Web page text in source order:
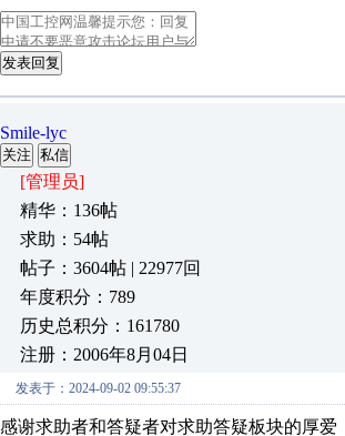
发表回复
Smile-lyc
关注 私信
[管理员]
精华：136帖
求助：54帖
帖子：3604帖 | 22977回
年度积分：789
历史总积分：161780
注册：2006年8月04日
发表于：2024-09-02 09:55:37
感谢求助者和答疑者对求助答疑板块的厚爱